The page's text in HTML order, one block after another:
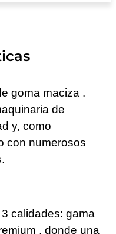
goma maciza .
de
y, como
con numerosos
calidades: gama
, donde una